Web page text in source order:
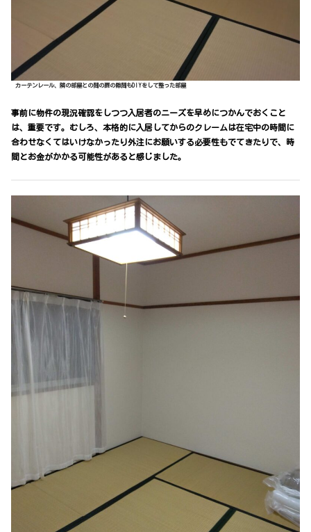
カーテンレール、隣の部屋との間の扉の隙間もDIYをして整った部屋
事前に物件の現況確認をしつつ入居者のニーズを早めにつかんでおくこと
は、重要です。むしろ、本格的に入居してからのクレームは在宅中の時間に
合わせなくてはいけなかったり外注にお願いする必要性もでてきたりで、時
間とお金がかかる可能性があると感じました。